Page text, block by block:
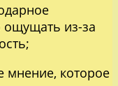
ощущать из-за
мнение, которое